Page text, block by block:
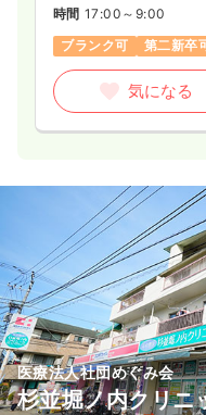
時間 17:00～9:00
ブランク可
第二新卒
気になる
医療法人社団めぐみ会
杉並堀ノ内クリニ